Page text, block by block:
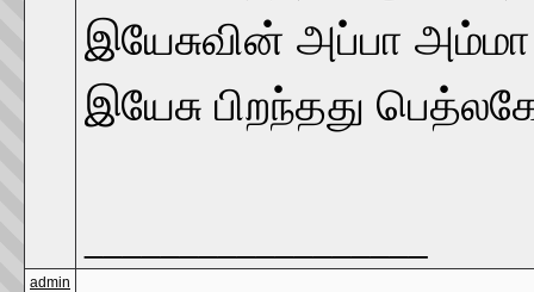
இயேசுவின் அப்பா
இயேசு பிறந்தது
admin